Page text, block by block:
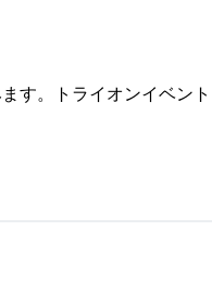
す。トライオンイベン